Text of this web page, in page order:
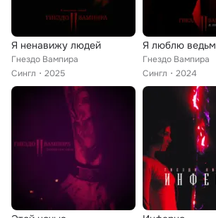
Я ненавижу людей
Гнездо Вампира
Сингл
2025
Я люблю ведьм
Гнездо Вампира
Сингл
2024